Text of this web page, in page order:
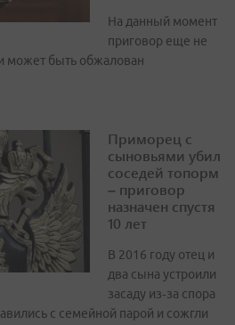
На данный момент
приговор еще не
может быть обжалован
Приморец с
сыновьями убил
соседей топорм
– приговор
назначен спустя
10 лет
В 2016 году отец и
два сына устроили
засаду из‑за спора
с семейной парой и сожгли